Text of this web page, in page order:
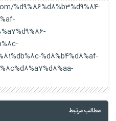
%d9%86%d8%b3%d9%84-
%d8%b4%d8%af-
مطالب مرتبط